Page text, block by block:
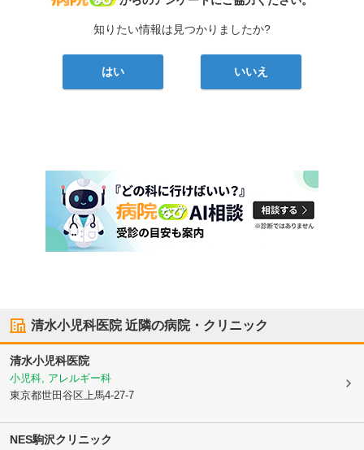
知りたい情報は見つかりましたか?
はい いいえ
清水小児科医院近隣の病院・クリニック
清水小児科医院
小児科, アレルギー科
東京都世田谷区上馬4-27-7
NES駒沢クリニック